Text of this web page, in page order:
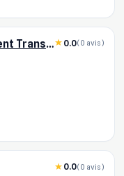
New Life Déménagement Transport 0.0(0 avis)
0.0(0 avis)